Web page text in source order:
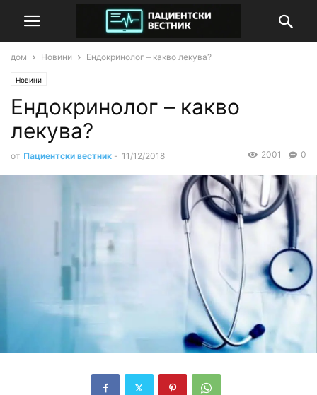
дом Новини Ендокринолог – какво лекува?
Новини
Ендокринолог – какво
лекува?
от Пациентски вестник - 11/12/2018 0
2001